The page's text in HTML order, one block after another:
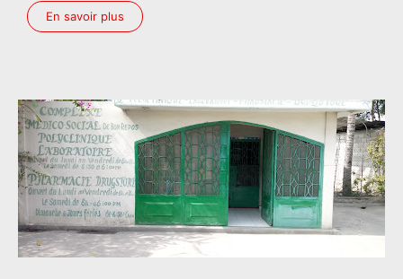
En savoir plus